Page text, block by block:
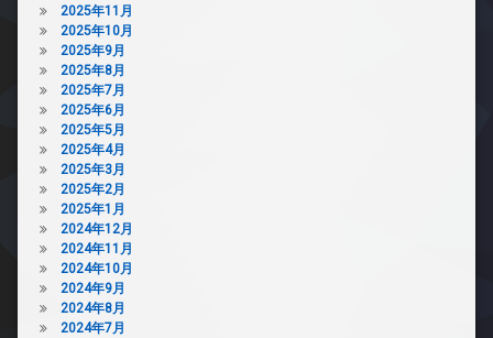
2025年11月
2025年10月
2025年9月
2025年8月
2025年7月
2025年6月
2025年5月
2025年4月
2025年3月
2025年2月
2025年1月
2024年12月
2024年11月
2024年10月
2024年9月
2024年8月
2024年7月